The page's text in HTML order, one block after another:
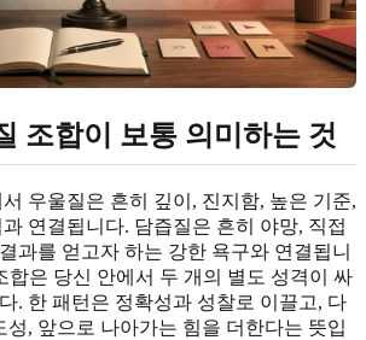
조합이 보통 의미하는 것
우울질은 흔히 깊이, 진지함, 높은 기준,
연결됩니다. 담즙질은 흔히 야망, 직접
과를 얻고자 하는 강한 욕구와 연결됩니
합은 당신 안에서 두 개의 별도 성격이 싸
. 한 패턴은 정확성과 성찰로 이끌고, 다
성, 앞으로 나아가는 힘을 더한다는 뜻입